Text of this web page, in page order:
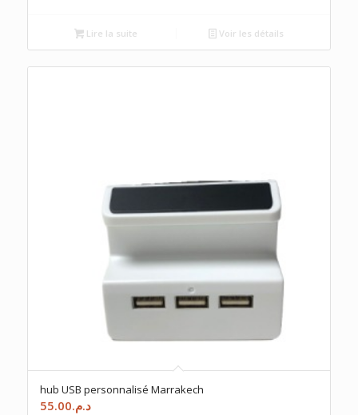
Lire la suite Voir les détails
hub USB personnalisé Marrakech
د.م.55.00